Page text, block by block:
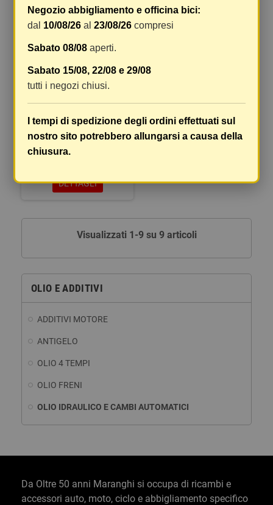
OLIO E ADDITIVI
ADDITIVI MOTORE
ANTIGELO
OLIO 4 TEMPI
OLIO FRENI
OLIO IDRAULICO E CAMBI AUTOMATICI
-20%
Olio multi atf 20lt
DETTAGLI
Visualizzati 1-9 su 9 articoli
Negozio abbigliamento e officina bici:
dal 10/08/26 al23/08/26 compresi
Sabato 08/08 aperti.
Sabato 15/08, 22/08 e 29/08
tutti i negozi chiusi.
I tempi di spedizione degli ordini effettuati sul
nostro sito potrebbero allungarsi a causa della
chiusura.
Da Oltre 50 anni Maranghi si occupa di ricambi e
accessori auto, moto, ciclo e abbigliamento specifico